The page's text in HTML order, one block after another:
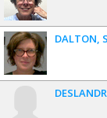
DALTON